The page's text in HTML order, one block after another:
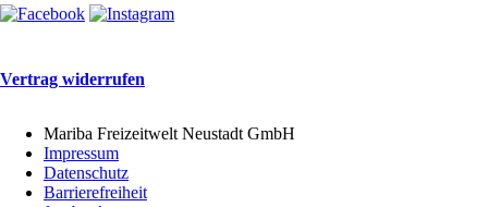
Vertrag widerrufen
Mariba Freizeitwelt Neustadt GmbH
Impressum
Datenschutz
Barrierefreiheit